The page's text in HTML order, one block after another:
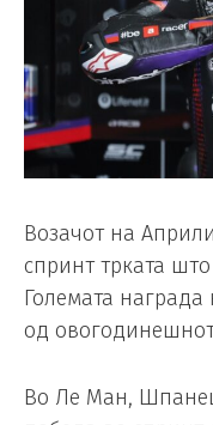
Возачот на
спринт трката
Големата
од
Во Ле Ман,